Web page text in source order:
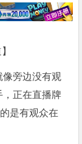
像旁边没有观
，正在直播牌
是有观众在